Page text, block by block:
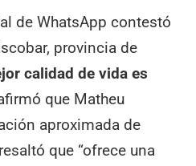
de WhatsApp contestó
provincia de
calidad de vida es
que Matheu
aproximada de
que “ofrece una